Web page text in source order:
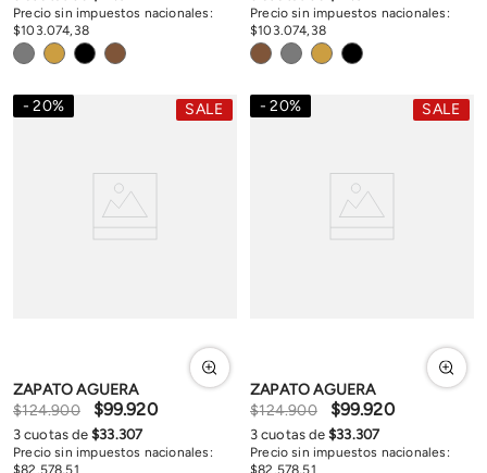
Precio sin impuestos nacionales:
$103 074, 38
Precio sin impuestos nacionales:
$103 074, 38
20% SALE
ZAPATO AGUERA
$124.900 $99.920
Precio sin impuestos nacionales:
$82 578,51
3 cuotas de$33.307
20% SALE
ZAPATO AGUERA
$124.900 $99.920
Precio sin impuestos nacionales:
$82 578,51
3 cuotas de$33.307